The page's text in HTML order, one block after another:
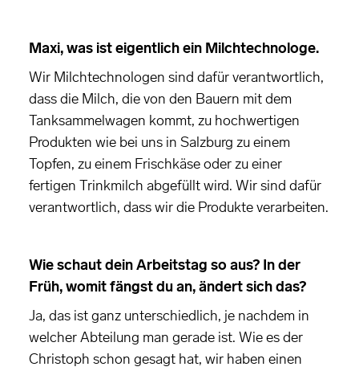
Maxi, was ist eigentlich ein Milchtechnologe.
Wir Milchtechnologen sind dafür verantwortlich,
dass die Milch, die von den Bauern mit dem
Tanksammelwagen kommt, zu hochwertigen
Produkten wie bei uns in Salzburg zu einem
Topfen, zu einem Frischkäse oder zu einer
fertigen Trinkmilch abgefüllt wird. Wir sind dafür
verantwortlich, dass wir die Produkte verarbeiten.
Wie schaut dein Arbeitstag so aus? In der
Früh, womit fängst du an, ändert sich das?
Ja, das ist ganz unterschiedlich, je nachdem in
welcher Abteilung man gerade ist. Wie es der
Christoph schon gesagt hat, wir haben einen